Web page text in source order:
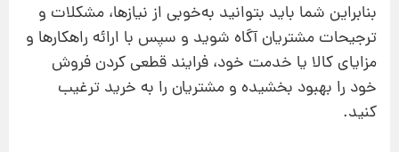
بنابراین شما باید بتوانید به‌خوبی از نیازها، مشکلات و
ترجیحات مشتریان آگاه شوید و سپس با ارائه راهکارها و
مزایای کالا یا خدمت خود، فرایند قطعی کردن فروش
خود را بهبود بخشیده و مشتریان را به خرید ترغیب
کنید.